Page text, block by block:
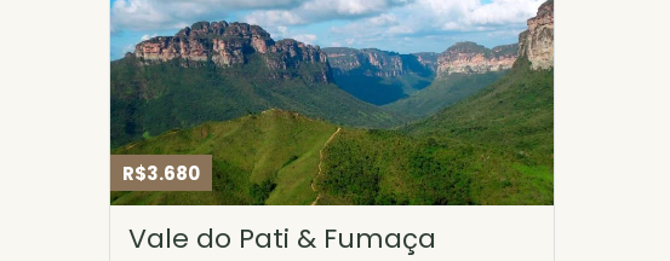
R$3.680
Vale do Pati & Fumaça